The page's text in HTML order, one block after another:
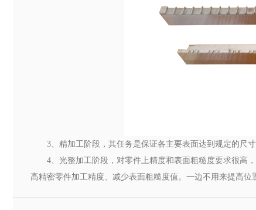
3、精加工阶段，其任务是保证各主要表面达到规定的尺
4、光整加工阶段，对零件上精度和表面粗糙度要求很高
高精密零件加工精度、减少表面粗糙度值。一边不用来提高位